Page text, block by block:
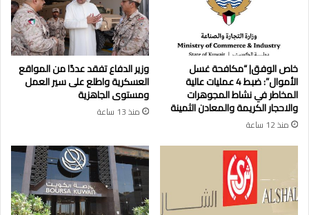
خاص الوفق| “مكافحة غسل
الأموال”: ضبط 4 عمليات عالية
المخاطر في نشاط المجوهرات
والاحجار الكريمة والمعادن الثمينة
منذ 12 ساعة
وزير الدفاع تفقد عددًا من المواقع
العسكرية واطلع على سير العمل
ومستوى الجاهزية
منذ 13 ساعة